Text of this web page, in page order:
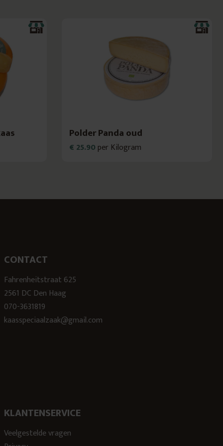
Polder Panda oud
€ 25.90 per Kilogram
CONTACT
Fahrenheitstraat 625
2561 DC Den Haag
070-3631819
kaasspeciaalzaak@gmail.com
KLANTENSERVICE
Veelgestelde vragen